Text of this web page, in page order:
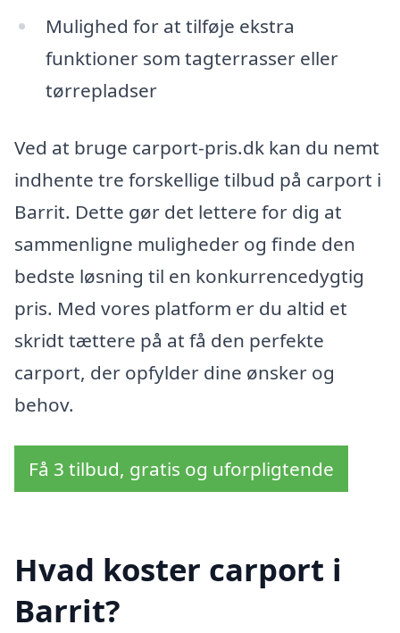
Mulighed for at tilføje ekstra
funktioner som tagterrasser eller
tørrepladser
Ved at bruge carport-pris.dk kan du nemt
indhente tre forskellige tilbud på carport i
Barrit. Dette gør det lettere for dig at
sammenligne muligheder og finde den
bedste løsning til en konkurrencedygtig
pris. Med vores platform er du altid et
skridt tættere på at få den perfekte
carport, der opfylder dine ønsker og
behov.
Få 3 tilbud, gratis og uforpligtende
Hvad koster carport i
Barrit?